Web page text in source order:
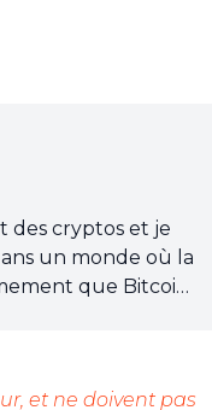
des cryptos et je
un monde où la
que Bitcoin
et ne doivent pas